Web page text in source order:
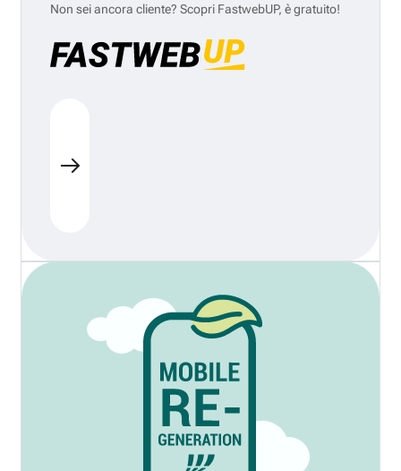
Non sei ancora cliente? Scopri FastwebUP, è gratuito!